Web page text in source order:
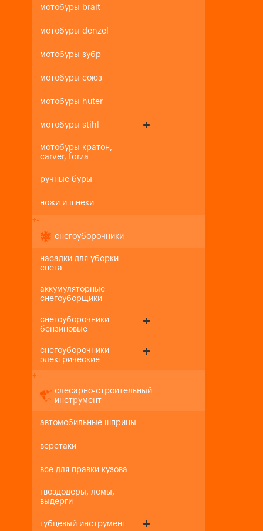
мотобуры brait
мотобуры denzel
мотобуры зубр
мотобуры союз
мотобуры huter
мотобуры stihl
мотобуры кратон,
carver, forza
ручные буры
ножи и шнеки
+-
снегоуборочники
насадки для уборки
снега
аккумуляторные
снегоуборщики
снегоуборочники
бензиновые
снегоуборочники
электрические
+-
слесарно-строительный
инструмент
автомобильные шприцы
верстаки
все для правки кузова
гвоздодеры, ломы,
выдерги
губцевый инструмент